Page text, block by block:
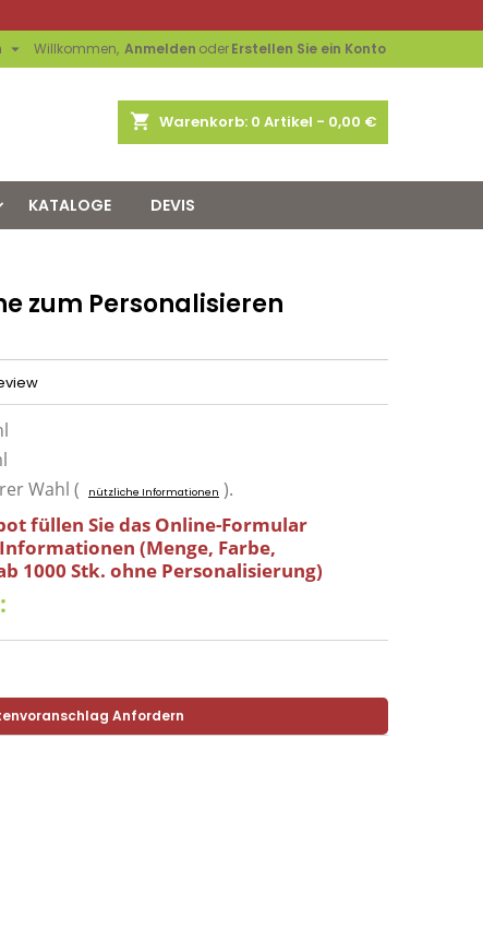
Willkommen, Anmelden oderErstellen Sie ein Konto

shopping_cart Warenkorb: 0 Artikel - 0,00 €
KATALOGE DEVIS
zum Personalisieren
Wahl ( nützliche Informationen ).
füllen Sie das Online-Formular
(Menge, Farbe,
1000 Stk. ohne Personalisierung)
Anfordern